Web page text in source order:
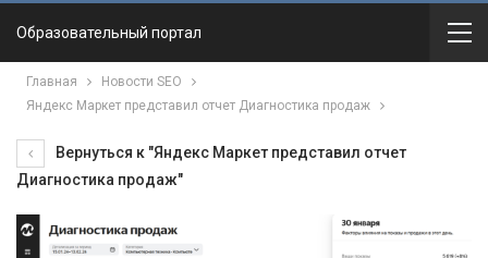
Образовательный портал
Главная
Новости SEO
Яндекс Маркет представил отчет Диагностика продаж
Вернуться к "Яндекс Маркет представил отчет
Диагностика продаж"